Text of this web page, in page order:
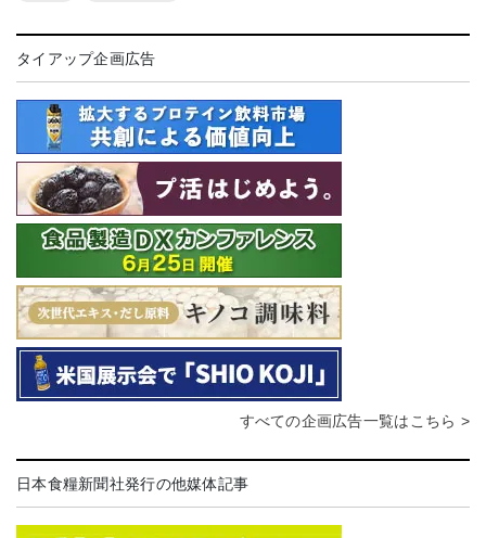
タイアップ企画広告
すべての企画広告一覧はこちら >
日本食糧新聞社発行の他媒体記事